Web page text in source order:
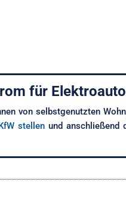
für
von selbst­genutzten
stellenund anschließend